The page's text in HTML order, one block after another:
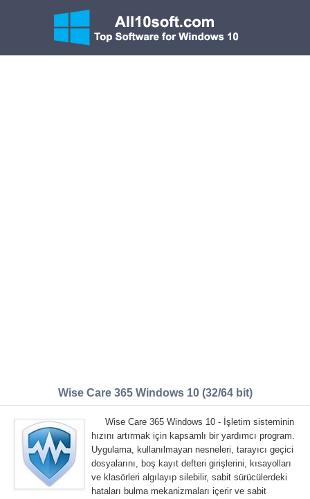
Wise Care 365 Windows 10 (32/64 bit)
Wise Care 365 Windows 10 - İşletim sisteminin
hızını artırmak için kapsamlı bir yardımcı program.
Uygulama, kullanılmayan nesneleri, tarayıcı geçici
dosyalarını, boş kayıt defteri girişlerini, kısayolları
ve klasörleri algılayıp silebilir, sabit sürücülerdeki
hataları bulma mekanizmaları içerir ve sabit